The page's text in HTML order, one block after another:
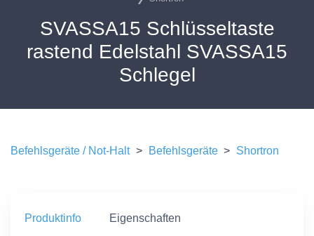
SVASSA15 Schlüsseltaste
rastend Edelstahl SVASSA15
Schlegel
Befehlsgeräte / Not-Halt > Befehlsgeräte > Shortron
Produktinfo Eigenschaften